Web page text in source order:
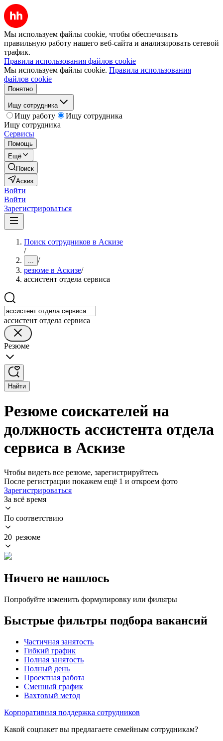
Мы используем файлы cookie, чтобы обеспечивать
правильную работу нашего веб-сайта и анализировать сетевой
трафик.
Правила использования файлов cookie
Мы используем файлы cookie. Правила использования
файлов cookie
Понятно
Ищу сотрудника
Ищу работу
Ищу сотрудника
Ищу сотрудника
Сервисы
Помощь
Ещё
Поиск
Аскиз
Войти
Войти
Зарегистрироваться
Поиск сотрудников в Аскизе
/
... /
резюме в Аскизе/
ассистент отдела сервиса
ассистент отдела сервиса
Резюме
Найти
Резюме соискателей на
должность ассистента отдела
сервиса в Аскизе
Чтобы видеть все резюме, зарегистрируйтесь
После регистрации покажем ещё 1 и откроем фото
Зарегистрироваться
За всё время
По соответствию
20 резюме
Ничего не нашлось
Попробуйте изменить формулировку или фильтры
Быстрые фильтры подбора вакансий
Частичная занятость
Гибкий график
Полная занятость
Полный день
Проектная работа
Сменный график
Вахтовый метод
Корпоративная поддержка сотрудников
Какой соцпакет вы предлагаете семейным сотрудникам?